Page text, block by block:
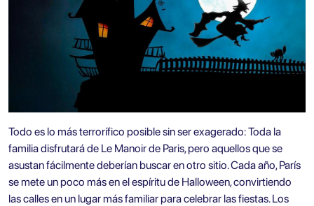
Todo es lo más terrorífico posible sin ser exagerado: Toda la
familia disfrutará de Le Manoir de Paris, pero aquellos que se
asustan fácilmente deberían buscar en otro sitio. Cada año, París
se mete un poco más en el espíritu de Halloween, convirtiendo
las calles en un lugar más familiar para celebrar las fiestas. Los